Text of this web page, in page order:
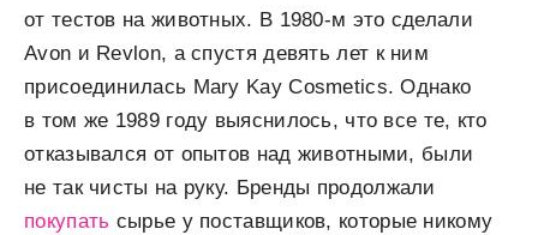
от тестов на животных. В 1980-м это сделали
Avon и Revlon, а спустя девять лет к ним
присоединилась Mary Kay Cosmetics. Однако
в том же 1989 году выяснилось, что все те, кто
отказывался от опытов над животными, были
не так чисты на руку. Бренды продолжали
покупать сырье у поставщиков, которые никому